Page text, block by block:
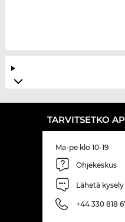
TARVITSETKO
Ma-pe klo 10-19
Ohjekeskus
Lähetä kysely
+44 330 818